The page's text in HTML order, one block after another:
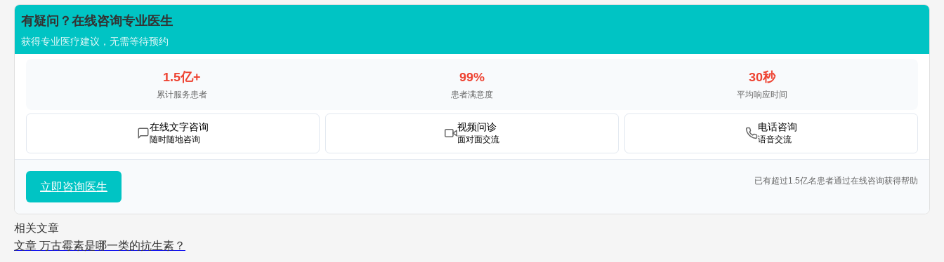
有疑问？在线咨询专业医生
获得专业医疗建议，无需等待预约
1.5亿+
累计服务患者
99%
患者满意度
30秒
平均响应时间
在线文字咨询
随时随地咨询
视频问诊
面对面交流
电话咨询
语音交流
立即咨询医生 已有超过1.5亿名患者通过在线咨询获得帮助
相关文章
文章 万古霉素是哪一类的抗生素？